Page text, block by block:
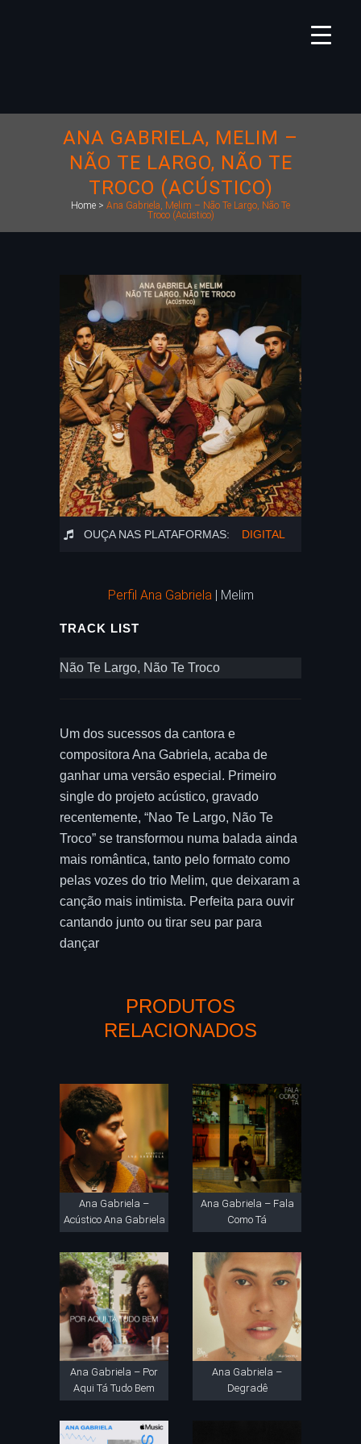
ANA GABRIELA, MELIM –
NÃO TE LARGO, NÃO TE
TROCO (ACÚSTICO)
Home > Ana Gabriela, Melim – Não Te Largo, Não Te
Troco (Acústico)
OUÇA NAS PLATAFORMAS: DIGITAL
Perfil Ana Gabriela| Melim
TRACK LIST
Não Te Largo, Não Te Troco
Um dos sucessos da cantora e
compositora Ana Gabriela, acaba de
ganhar uma versão especial. Primeiro
single do projeto acústico, gravado
recentemente, “Nao Te Largo, Não Te
Troco” se transformou numa balada ainda
mais romântica, tanto pelo formato como
pelas vozes do trio Melim, que deixaram a
canção mais intimista. Perfeita para ouvir
cantando junto ou tirar seu par para
dançar
PRODUTOS
RELACIONADOS
Ana Gabriela –
Acústico Ana Gabriela
Ana Gabriela – Fala
Como Tá
Ana Gabriela – Por
Aqui Tá Tudo Bem
Ana Gabriela –
Degradê